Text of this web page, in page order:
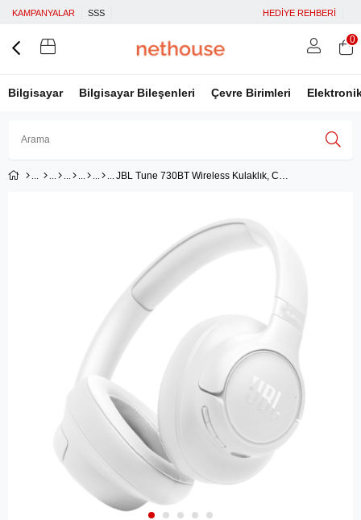
KAMPANYALAR SSS HEDİYE REHBERİ
Bilgisayar Bilgisayar Bileşenleri Çevre Birimleri
Facebook İle Bağlan
0
JBL Tune 730BT Wireless Kulaklık, CT, OE,Beyaz